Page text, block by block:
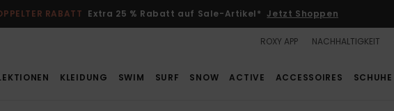
RABATT Extra 25 % Rabatt auf Sale-Artikel* Jetzt Shoppen
ROXY APP NACHHALTIGKEIT
KLEIDUNG SWIM SURF SNOW ACTIVE ACCESSOIRES SCHUHE